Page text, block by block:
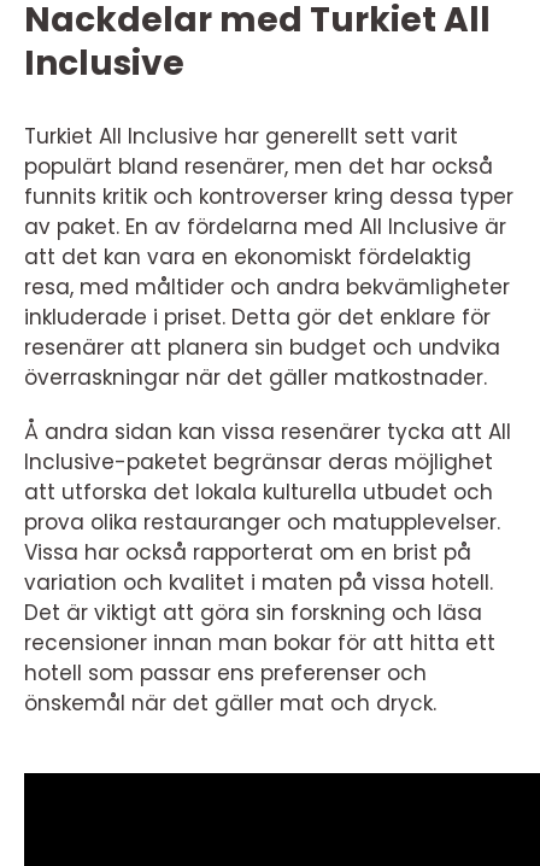
Nackdelar med Turkiet All
Inclusive
Turkiet All Inclusive har generellt sett varit
populärt bland resenärer, men det har också
funnits kritik och kontroverser kring dessa typer
av paket. En av fördelarna med All Inclusive är
att det kan vara en ekonomiskt fördelaktig
resa, med måltider och andra bekvämligheter
inkluderade i priset. Detta gör det enklare för
resenärer att planera sin budget och undvika
överraskningar när det gäller matkostnader.
Å andra sidan kan vissa resenärer tycka att All
Inclusive-paketet begränsar deras möjlighet
att utforska det lokala kulturella utbudet och
prova olika restauranger och matupplevelser.
Vissa har också rapporterat om en brist på
variation och kvalitet i maten på vissa hotell.
Det är viktigt att göra sin forskning och läsa
recensioner innan man bokar för att hitta ett
hotell som passar ens preferenser och
önskemål när det gäller mat och dryck.